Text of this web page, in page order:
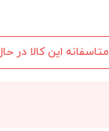
متاسفانه این کالا